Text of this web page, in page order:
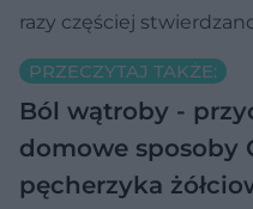
razy częściej
PRZECZYTAJ TAKŻE:
Ból wątroby -
domowe sposoby
pęcherzyka